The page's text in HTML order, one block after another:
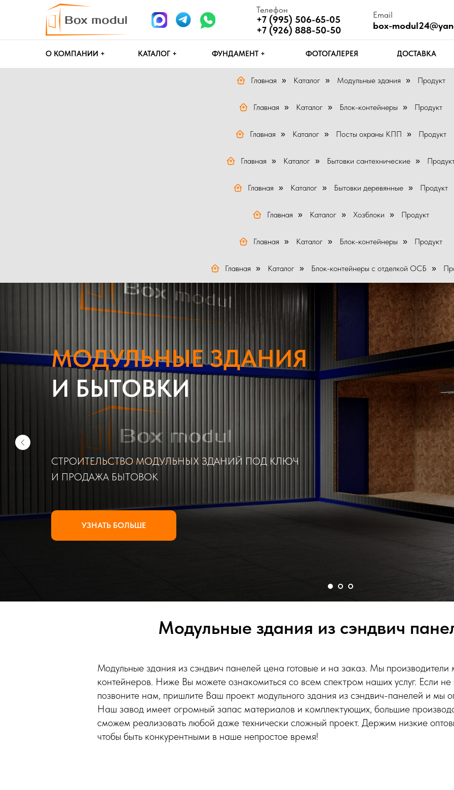
Телефон
+7 (995) 506-65-05
+7 (926) 888-50-50
box-modul24@yandex.ru
Главная » Каталог » Модульные здания » Продукт
Главная » Каталог » Блок-контейнеры » Продукт
Главная » Каталог » Посты охраны КПП » Продукт
Главная » Каталог » Бытовки сантехнические »
Главная » Каталог » Бытовки деревянные » Продукт
Главная » Каталог » Хозблоки » Продукт
Главная » Каталог » Блок-контейнеры » Продукт
Главная » Каталог » Блок-контейнеры с отделкой ОСБ »
МОДУЛЬНЫЕ ЗДАНИЯ
И БЫТОВКИ
СТРОИТЕЛЬСТВО МОДУЛЬНЫХ ЗДАНИЙ ПОД КЛЮЧ
И ПРОДАЖА БЫТОВОК
УЗНАТЬ БОЛЬШЕ
Модульные здания из сэндвич
Модульные здания из сэндвич панелей цена готовые и на заказ. Мы производители
контейнеров. Ниже Вы можете ознакомиться со всем спектром наших услуг. Если
позвоните нам, пришлите Ваш проект модульного здания из сэндвич-панелей и мы
Наш завод имеет огромный запас материалов и комплектующих, большие
сможем реализовать любой даже технически сложный проект. Держим низкие
чтобы быть конкурентными в наше непростое время!